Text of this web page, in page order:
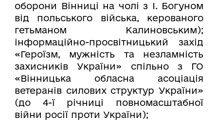
оборони Вінниці на чолі з І. Богуном
від польського війська, керованого
гетьманом Калиновським);
інформаційно-просвітницький захід
«Героїзм, мужність та незламність
захисників України» спільно з ГО
«Вінницька обласна асоціація
ветеранів силових структур України»
(до 4-ї річниці повномасштабної
війни росії проти України);